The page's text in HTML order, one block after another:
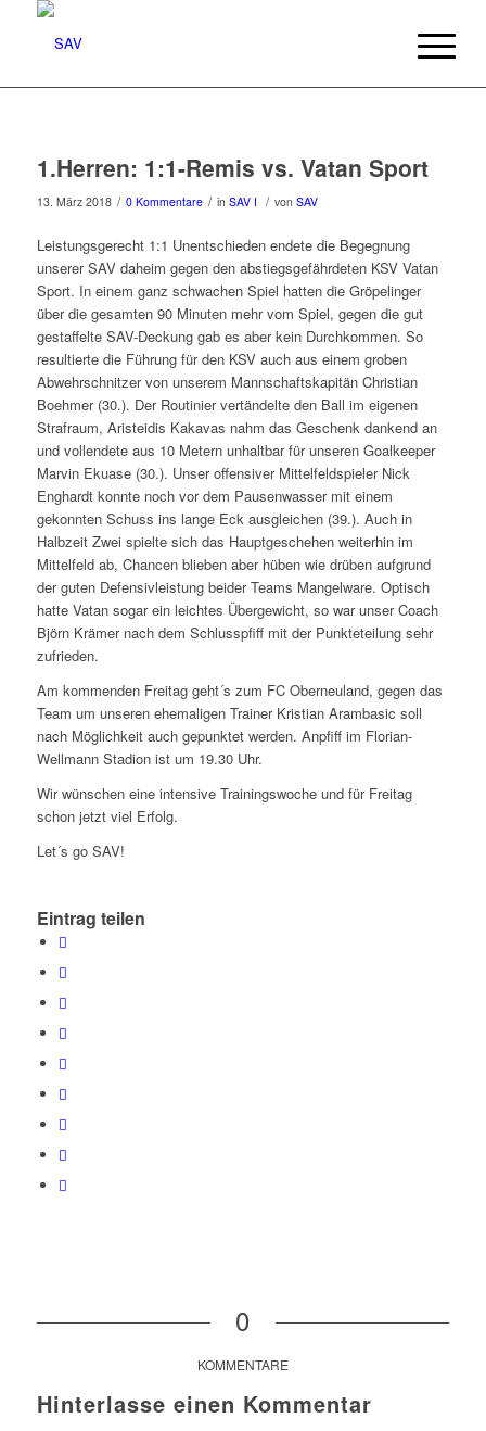
1.Herren: 1:1-Remis vs. Vatan Sport
13. März 2018 / 0 Kommentare / in SAV I / von SAV
Leistungsgerecht 1:1 Unentschieden endete die Begegnung
unserer SAV daheim gegen den abstiegsgefährdeten KSV Vatan
Sport. In einem ganz schwachen Spiel hatten die Gröpelinger
über die gesamten 90 Minuten mehr vom Spiel, gegen die gut
gestaffelte SAV-Deckung gab es aber kein Durchkommen. So
resultierte die Führung für den KSV auch aus einem groben
Abwehrschnitzer von unserem Mannschaftskapitän Christian
Boehmer (30.). Der Routinier vertändelte den Ball im eigenen
Strafraum, Aristeidis Kakavas nahm das Geschenk dankend an
und vollendete aus 10 Metern unhaltbar für unseren Goalkeeper
Marvin Ekuase (30.). Unser offensiver Mittelfeldspieler Nick
Enghardt konnte noch vor dem Pausenwasser mit einem
gekonnten Schuss ins lange Eck ausgleichen (39.). Auch in
Halbzeit Zwei spielte sich das Hauptgeschehen weiterhin im
Mittelfeld ab, Chancen blieben aber hüben wie drüben aufgrund
der guten Defensivleistung beider Teams Mangelware. Optisch
hatte Vatan sogar ein leichtes Übergewicht, so war unser Coach
Björn Krämer nach dem Schlusspfiff mit der Punkteteilung sehr
zufrieden.
Am kommenden Freitag geht´s zum FC Oberneuland, gegen das
Team um unseren ehemaligen Trainer Kristian Arambasic soll
nach Möglichkeit auch gepunktet werden. Anpfiff im Florian-
Wellmann Stadion ist um 19.30 Uhr.
Wir wünschen eine intensive Trainingswoche und für Freitag
schon jetzt viel Erfolg.
Let´s go SAV!
Eintrag teilen
0
KOMMENTARE
Hinterlasse einen Kommentar